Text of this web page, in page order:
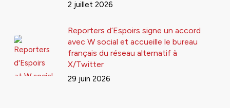
2 juillet 2026
Reporters d’Espoirs signe un accord
avec W social et accueille le bureau
français du réseau alternatif à
X/Twitter
29 juin 2026